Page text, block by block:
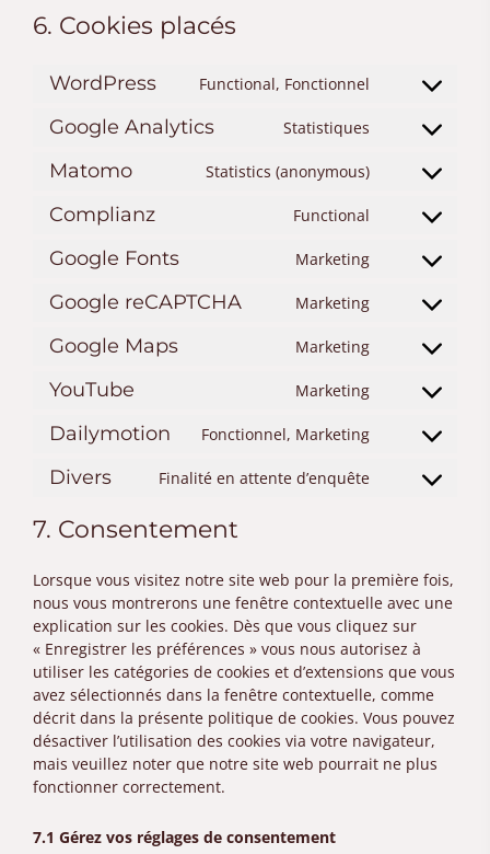
6. Cookies placés
WordPress Functional, Fonctionnel
Consent
service
wordpress
Google Analytics Statistiques
Consent
service
google-
analytics
Matomo Statistics (anonymous)
Consent
service
matomo
Complianz Functional
Consent
service
complianz
Google Fonts Marketing
Consent
service
google-
Google reCAPTCHA Marketing
Consent
service
google-
recaptcha
Google Maps Marketing
Consent
service
google-
YouTube Marketing
Consent
service
youtube
Dailymotion Fonctionnel, Marketing
Consent
service
Divers Finalité en attente d’enquête
Consent
7. Consentement
Lorsque vous visitez notre site web pour la première fois,
nous vous montrerons une fenêtre contextuelle avec une
explication sur les cookies. Dès que vous cliquez sur
« Enregistrer les préférences » vous nous autorisez à
utiliser les catégories de cookies et d’extensions que vous
avez sélectionnés dans la fenêtre contextuelle, comme
décrit dans la présente politique de cookies. Vous pouvez
désactiver l’utilisation des cookies via votre navigateur,
mais veuillez noter que notre site web pourrait ne plus
fonctionner correctement.
7.1 Gérez vos réglages de consentement